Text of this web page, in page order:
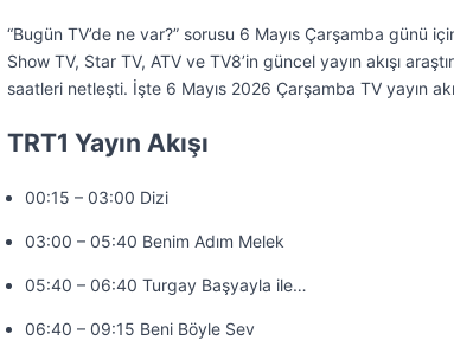
“Bugün TV’de ne var?” sorusu 6 Mayıs Çarşamba günü
Show TV, Star TV, ATV ve TV8’in güncel yayın akışı
saatleri netleşti. İşte 6 Mayıs 2026 Çarşamba TV yayın
TRT1 Yayın Akışı
00:15 – 03:00 Dizi
03:00 – 05:40 Benim Adım Melek
05:40 – 06:40 Turgay Başyayla ile…
06:40 – 09:15 Beni Böyle Sev